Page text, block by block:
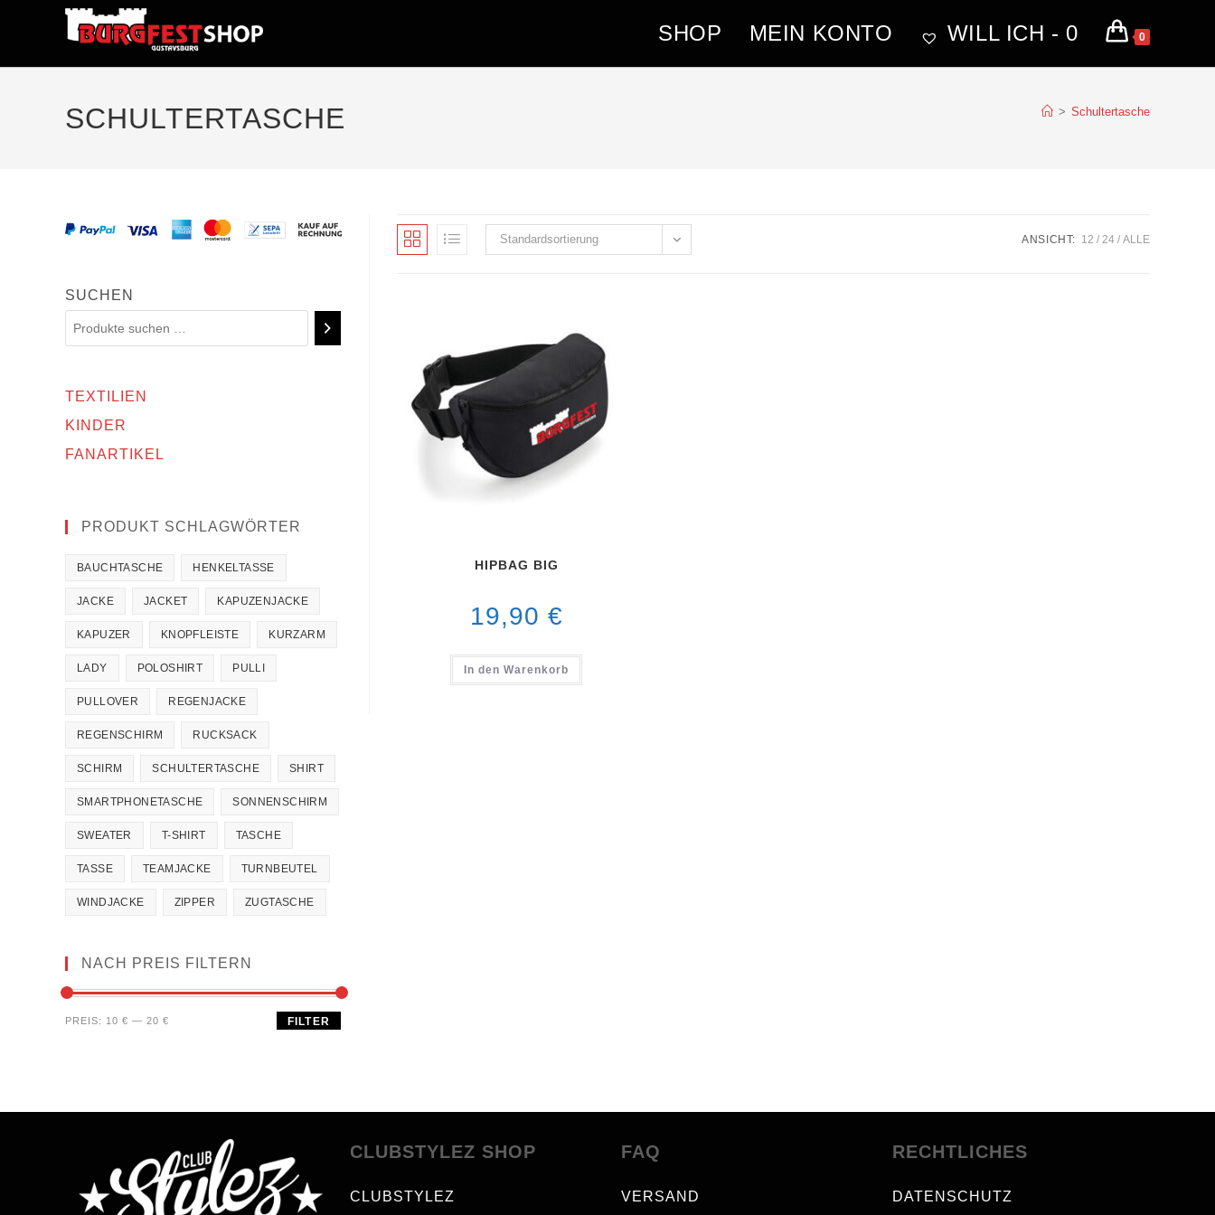
SHOP MEIN KONTO WILL ICH - 0 0
SCHULTERTASCHE > Schultertasche
Standardsortierung ANSICHT: 12 24 ALLE
HIPBAG BIG
19,90 €
In den Warenkorb
SUCHEN
TEXTILIEN
KINDER
FANARTIKEL
PRODUKT SCHLAGWÖRTER
BAUCHTASCHE HENKELTASSE
JACKE JACKET KAPUZENJACKE
KAPUZER KNOPFLEISTE KURZARM
LADY POLOSHIRT PULLI
PULLOVER REGENJACKE
REGENSCHIRM RUCKSACK
SCHIRM SCHULTERTASCHE SHIRT
SMARTPHONETASCHE SONNENSCHIRM
SWEATER T-SHIRT TASCHE
TASSE TEAMJACKE TURNBEUTEL
WINDJACKE ZIPPER ZUGTASCHE
NACH PREIS FILTERN
FILTER
PREIS: 10 € — 20 €
CLUBSTYLEZ SHOP
CLUBSTYLEZ
FAQ
VERSAND
RECHTLICHES
DATENSCHUTZ